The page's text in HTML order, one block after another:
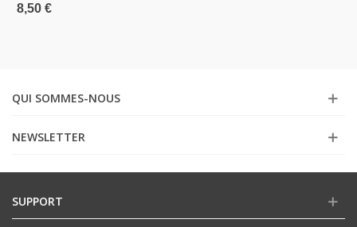
8,50 €
QUI SOMMES-NOUS
NEWSLETTER
SUPPORT